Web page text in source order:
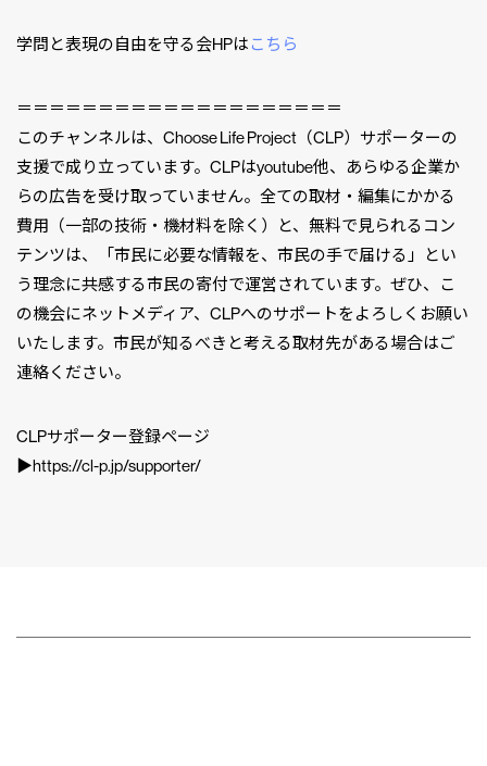
学問と表現の自由を守る会HPは こちら
＝＝＝＝＝＝＝＝＝＝＝＝＝＝＝＝＝＝＝＝
このチャンネルは、Choose Life Project（CLP）サポーターの
支援で成り立っています。CLPはyoutube他、あらゆる企業か
らの広告を受け取っていません。全ての取材・編集にかかる
費用（一部の技術・機材料を除く）と、無料で見られるコン
テンツは、「市民に必要な情報を、市民の手で届ける」とい
う理念に共感する市民の寄付で運営されています。ぜひ、こ
の機会にネットメディア、CLPへのサポートをよろしくお願い
いたします。市民が知るべきと考える取材先がある場合はご
連絡ください。
CLPサポーター登録ページ
▶︎https://cl-p.jp/supporter/